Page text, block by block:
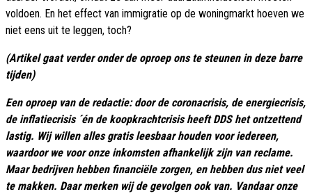
voldoen. En het effect van immigratie op de woningmarkt hoeven we
niet eens uit te leggen, toch?
(Artikel gaat verder onder de oproep ons te steunen in deze barre
tijden)
Een oproep van de redactie: door de coronacrisis, de energiecrisis,
de inflatiecrisis ´én de koopkrachtcrisis heeft DDS het ontzettend
lastig. Wij willen alles gratis leesbaar houden voor iedereen,
waardoor we voor onze inkomsten afhankelijk zijn van reclame.
Maar bedrijven hebben financiële zorgen, en hebben dus niet veel
te makken. Daar merken wij de gevolgen ook van. Vandaar onze